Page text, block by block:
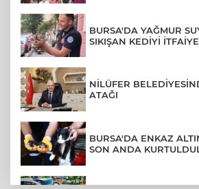
BURSA'DA YAĞMUR
SIKIŞAN KEDİYİ
NİLÜFER
ATAĞI
BURSA'DA ENKAZ
SON ANDA